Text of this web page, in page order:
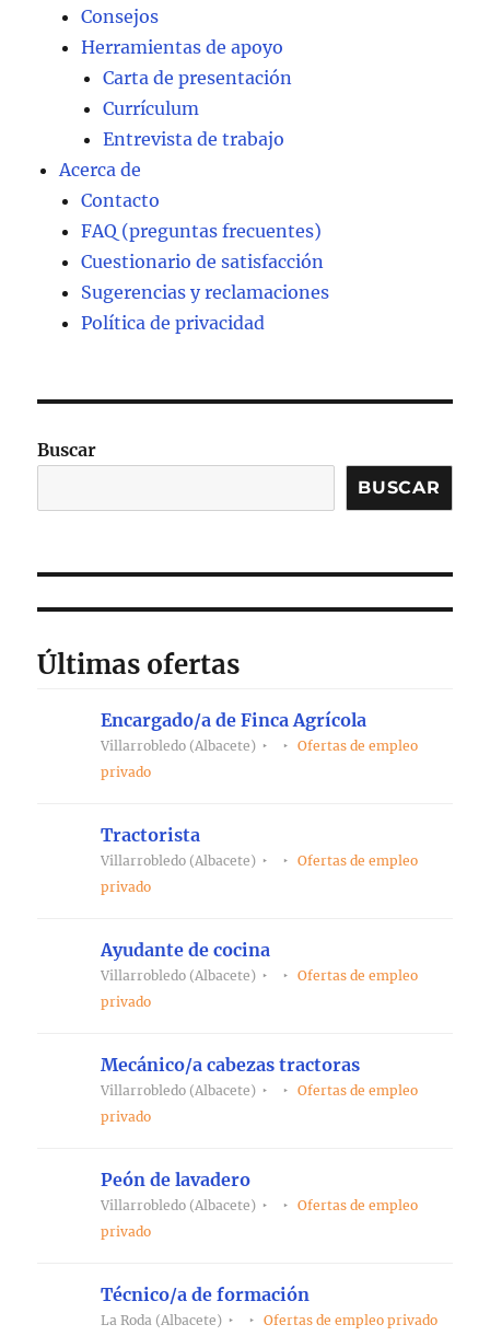
Consejos
Herramientas de apoyo
Carta de presentación
Currículum
Entrevista de trabajo
Acerca de
Contacto
FAQ (preguntas frecuentes)
Cuestionario de satisfacción
Sugerencias y reclamaciones
Política de privacidad
Buscar
BUSCAR
Últimas ofertas
Encargado/a de Finca Agrícola
Villarrobledo (Albacete)
Ofertas de empleo
privado
Tractorista
Villarrobledo (Albacete)
Ofertas de empleo
privado
Ayudante de cocina
Villarrobledo (Albacete)
Ofertas de empleo
privado
Mecánico/a cabezas tractoras
Villarrobledo (Albacete)
Ofertas de empleo
privado
Peón de lavadero
Villarrobledo (Albacete)
Ofertas de empleo
privado
Técnico/a de formación
La Roda (Albacete) Ofertas de empleo privado